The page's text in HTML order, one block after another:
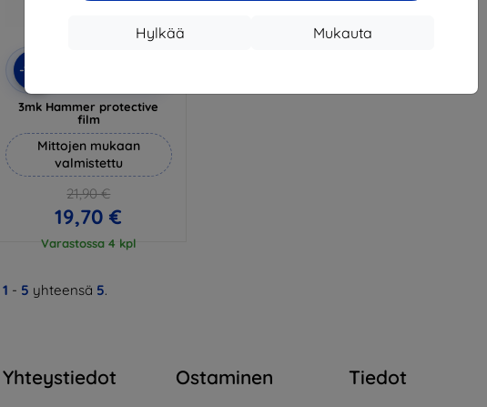
Mukauta
Hylkää
-10%
3mk Hammer protective
film
Mittojen mukaan
valmistettu
21,90 €
19,70 €
Varastossa 4 kpl
1 - 5 yhteensä 5.
Yhteystiedot Ostaminen Tiedot